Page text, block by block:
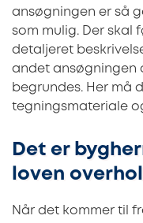
ansøgningen er så
som mulig. Der skal
detaljeret
andet ansøgningen
begrundes. Her må
tegningsmateriale
Det er
loven
Når det kommer til